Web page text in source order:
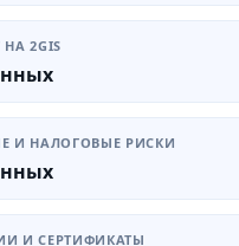
2GIS
И НАЛОГОВЫЕ РИСКИ
И СЕРТИФИКАТЫ